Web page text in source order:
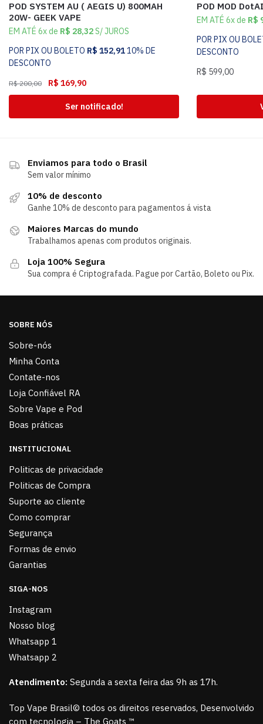
POD SYSTEM AU ( AEGIS U) 800MAH
20W- GEEK VAPE
EM ATÉ 6x de R$ 28,32S/ JUROS
POR PIX OU BOLETO R$ 152,9110% DE
DESCONTO
R$200,00 R$ 169,90
Ser notificado!
POD MOD
EM ATÉ 6x de R$
POR PIX OU
DESCONTO
R$ 599,00
Enviamos para todo o Brasil
Sem valor mínimo
10% de desconto
Ganhe 10% de desconto para pagamentos á vista
Maiores Marcas do mundo
Trabalhamos apenas com produtos originais.
Loja 100% Segura
Sua compra é Criptografada. Pague por Cartão, Boleto ou Pix.
SOBRE NÓS
Sobre-nós
Minha Conta
Contate-nos
Loja Confiável RA
Sobre Vape e Pod
Boas práticas
INSTITUCIONAL
Politicas de privacidade
Politicas de Compra
Suporte ao cliente
Como comprar
Segurança
Formas de envio
Garantias
SIGA-NOS
Instagram
Nosso blog
Whatsapp 1
Whatsapp 2
Atendimento: Segunda a sexta feira das 9h as 17h.
Top Vape Brasil© todos os direitos reservados, Desenvolvido
com tecnologia – The Goats ™